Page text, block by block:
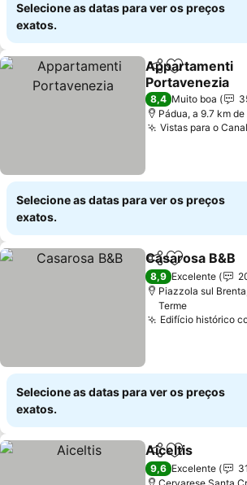
Selecione as datas para ver os preços
exatos.
PartilharAdicionar
Appartamenti
Portavenezia
8,4 Muito boa
Pádua, a 9.7 km
Vistas para o
Selecione as datas para ver os preços
exatos.
PartilharAdicionar
Casarosa B&B
8,9 Excelente
Piazzola sul
Terme
Edifício histórico
Selecione as datas para ver os preços
exatos.
PartilharAdicionar
Aiceltis
9,6 Excelente